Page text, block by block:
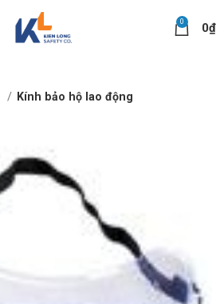
0 0₫
Kính bảo hộ lao động